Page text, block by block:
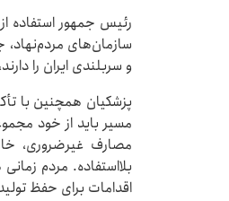
رئیس جمهور استفاده
سازمان‌های
و سربلندی ایران را
پزشکیان همچنین با
مسیر باید از خود
مصارف غیرضروری،
بلااستفاده. مردم
اقدامات برای حفظ